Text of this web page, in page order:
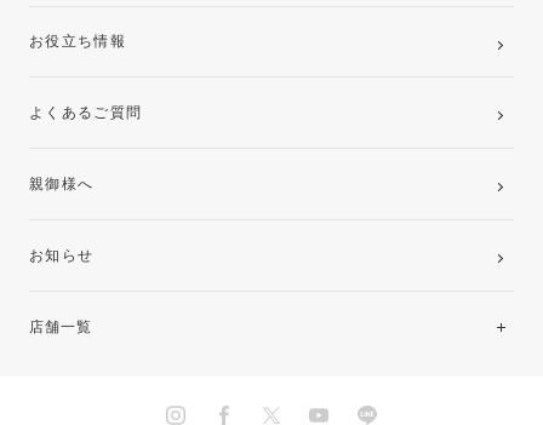
お役立ち情報
よくあるご質問
親御様へ
お知らせ
店舗一覧